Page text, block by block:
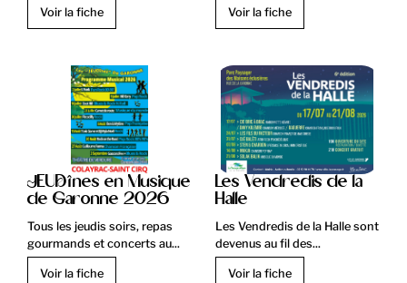
Voir la fiche Voir la fiche
JEUDînes en Musique
de Garonne 2026
Tous les jeudis soirs, repas
gourmands et concerts au...
Voir la fiche
Les Vendredis de la
Halle
Les Vendredis de la Halle sont
devenus au fil des...
Voir la fiche